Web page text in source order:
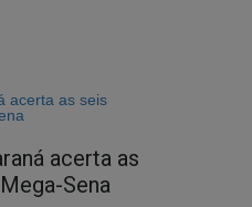
acerta as
Sena